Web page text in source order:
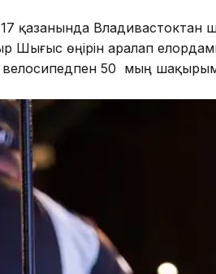
қазанында Владивастоктан
Шығыс өңірін аралап
велосипедпен 50 мың